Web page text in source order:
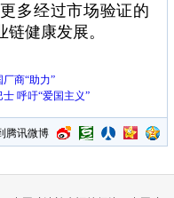
多经过市场验证的
健康发展。
商“助力”
呼吁“爱国主义”